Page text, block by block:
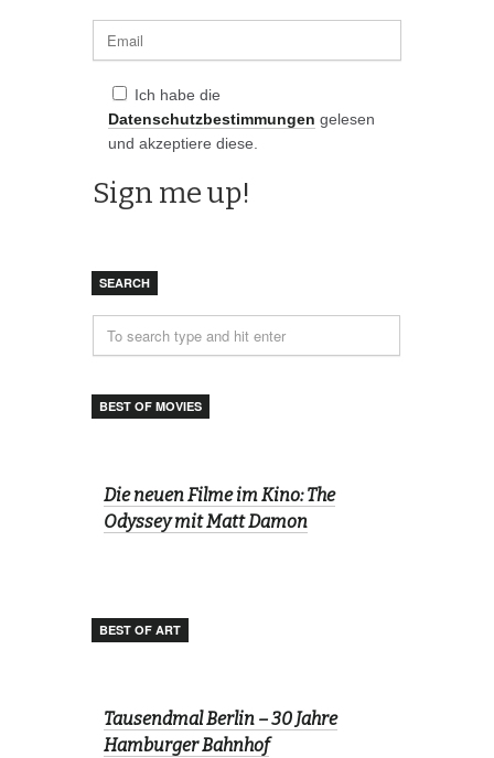
Ich habe die
Datenschutzbestimmungen gelesen
und akzeptiere diese.
SEARCH
BEST OF MOVIES
Die neuen Filme im Kino: The
Odyssey mit Matt Damon
BEST OF ART
Tausendmal Berlin – 30 Jahre
Hamburger Bahnhof